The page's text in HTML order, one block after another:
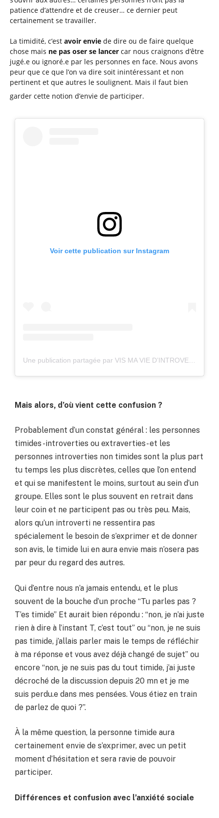
patience d’attendre et de creuser… ce dernier peut
certainement se travailler.
La timidité, c’est avoir envie de dire ou de faire quelque
chose mais ne pas oser se lancer car nous craignons d’être
jugé.e ou ignoré.e par les personnes en face. Nous avons
peur que ce que l’on va dire soit inintéressant et non
pertinent et que autres le soulignent. Mais il faut bien
garder cette notion d’envie de participer.
Voir cette publication sur Instagram
Une publication partagée par VIS MA VIE D’INTROVERTIE (@les_introverti.es)
Mais alors, d’où vient cette confusion ?
Probablement d’un constat général : les personnes
timides -introverties ou extraverties- et les
personnes introverties non timides sont la plus part
tu temps les plus discrètes, celles que l’on entend
et qui se manifestent le moins, surtout au sein d’un
groupe. Elles sont le plus souvent en retrait dans
leur coin et ne participent pas ou très peu. Mais,
alors qu’un introverti ne ressentira pas
spécialement le besoin de s’exprimer et de donner
son avis, le timide lui en aura envie mais n’osera pas
par peur du regard des autres.
Qui d’entre nous n’a jamais entendu, et le plus
souvent de la bouche d’un proche “Tu parles pas ?
T’es timide” Et aurait bien répondu : “non, je n’ai juste
rien à dire à l’instant T, c’est tout” ou “non, je ne suis
pas timide, j’allais parler mais le temps de réfléchir
à ma réponse et vous avez déjà changé de sujet” ou
encore “non, je ne suis pas du tout timide, j’ai juste
décroché de la discussion depuis 20 mn et je me
suis perdu.e dans mes pensées. Vous étiez en train
de parlez de quoi ?”.
À la même question, la personne timide aura
certainement envie de s’exprimer, avec un petit
moment d’hésitation et sera ravie de pouvoir
participer.
Différences et confusion avec l’anxiété sociale